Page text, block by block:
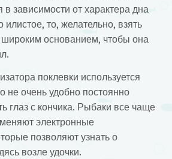
в зависимости от характера дна
то, желательно, взять
основанием, чтобы она
поклевки используется
не очень удобно постоянно
глаз с кончика. Рыбаки все чаще
электронные
позволяют узнать о
возле удочки.